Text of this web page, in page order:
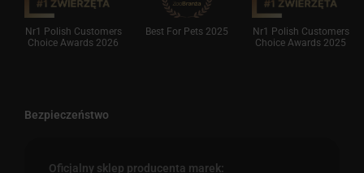
Nr1 Polish Customers
Choice Awards 2026
Best For Pets 2025
Nr1 Polish Customers
Choice Awards 2025
Bezpieczeństwo
Oficjalny sklep producenta marek: